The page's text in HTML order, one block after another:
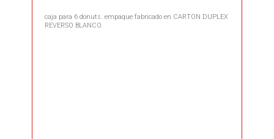
caja para 6 donuts. empaque fabricado en CARTON DUPLEX
REVERSO BLANCO.